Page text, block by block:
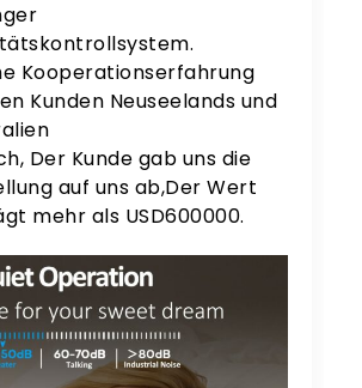
Kooperationserfahrung
Kunden Neuseelands und
Der Kunde gab uns die
auf uns ab,Der Wert
mehr als USD600000.